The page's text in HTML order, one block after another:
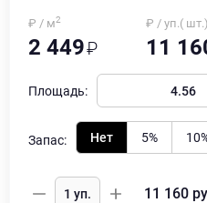
₽ / м2
2 449
₽ / уп.( шт.)
11
Площадь:
Запас: Нет 5%
11 160